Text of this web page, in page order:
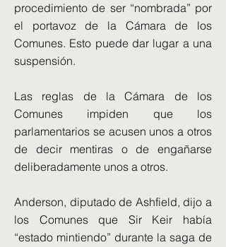
procedimiento de ser “nombrada” por
el portavoz de la Cámara de los
Comunes. Esto puede dar lugar a una
suspensión.
Las reglas de la Cámara de los
Comunes impiden que los
parlamentarios se acusen unos a otros
de decir mentiras o de engañarse
deliberadamente unos a otros.
Anderson, diputado de Ashfield, dijo a
los Comunes que Sir Keir había
“estado mintiendo” durante la saga de